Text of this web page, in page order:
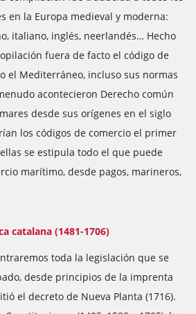
en la Europa medieval y moderna:
italiano, inglés, neerlandés… Hecho
fuera de facto el código de
el Mediterráneo, incluso sus normas
acontecieron Derecho común
desde sus orígenes en el siglo
los códigos de comercio el primer
se estipula todo el que puede
marítimo, desde pagos, marineros,
catalana (1481-1706)
toda la legislación que se
desde principios de la imprenta
el decreto de Nueva Planta (1716).